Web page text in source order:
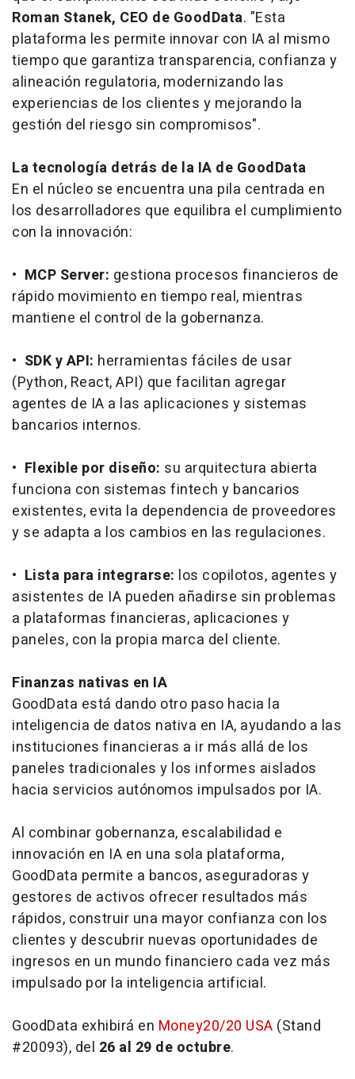
Roman Stanek, CEO de GoodData. "Esta
plataforma les permite innovar con IA al mismo
tiempo que garantiza transparencia, confianza y
alineación regulatoria, modernizando las
experiencias de los clientes y mejorando la
gestión del riesgo sin compromisos".
La tecnología detrás de la IA de GoodData
En el núcleo se encuentra una pila centrada en
los desarrolladores que equilibra el cumplimiento
con la innovación:
• MCP Server: gestiona procesos financieros de
rápido movimiento en tiempo real, mientras
mantiene el control de la gobernanza.
• SDK y API: herramientas fáciles de usar
(Python, React, API) que facilitan agregar
agentes de IA a las aplicaciones y sistemas
bancarios internos.
• Flexible por diseño: su arquitectura abierta
funciona con sistemas fintech y bancarios
existentes, evita la dependencia de proveedores
y se adapta a los cambios en las regulaciones.
• Lista para integrarse: los copilotos, agentes y
asistentes de IA pueden añadirse sin problemas
a plataformas financieras, aplicaciones y
paneles, con la propia marca del cliente.
Finanzas nativas en IA
GoodData está dando otro paso hacia la
inteligencia de datos nativa en IA, ayudando a las
instituciones financieras a ir más allá de los
paneles tradicionales y los informes aislados
hacia servicios autónomos impulsados por IA.
Al combinar gobernanza, escalabilidad e
innovación en IA en una sola plataforma,
GoodData permite a bancos, aseguradoras y
gestores de activos ofrecer resultados más
rápidos, construir una mayor confianza con los
clientes y descubrir nuevas oportunidades de
ingresos en un mundo financiero cada vez más
impulsado por la inteligencia artificial.
GoodData exhibirá en Money20/20 USA (Stand
#20093), del 26 al 29 de octubre.